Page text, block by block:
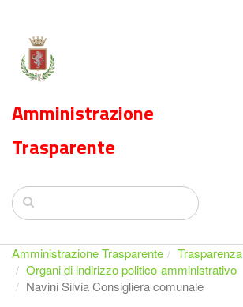
Amministrazione
Trasparente
Amministrazione Trasparente Trasparenza
Organi di indirizzo politico-amministrativo
Navini Silvia Consigliera comunale